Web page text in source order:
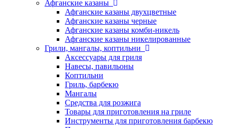
Афганские казаны
Афганские казаны двухцветные
Афганские казаны черные
Афганские казаны комби-никель
Афганские казаны никелированные
Грили, мангалы, коптильни
Аксессуары для гриля
Навесы, павильоны
Коптильни
Гриль, барбекю
Мангалы
Средства для розжига
Товары для приготовления на гриле
Инструменты для приготовления барбекю